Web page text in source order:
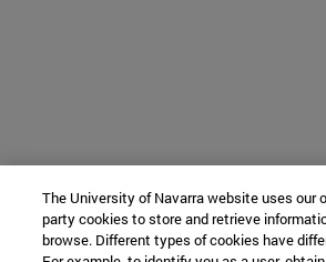
The University of Navarra website uses our
party cookies to store and retrieve
browse. Different types of cookies have